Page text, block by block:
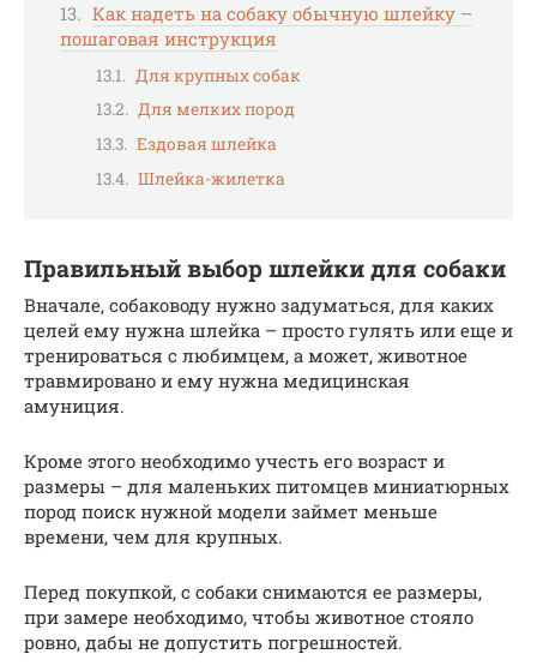
Как надеть на собаку обычную шлейку –
пошаговая инструкция
Для крупных собак
Для мелких пород
Ездовая шлейка
Шлейка-жилетка
Правильный выбор шлейки для собаки
Вначале, собаководу нужно задуматься, для каких
целей ему нужна шлейка – просто гулять или еще и
тренироваться с любимцем, а может, животное
травмировано и ему нужна медицинская
амуниция.
Кроме этого необходимо учесть его возраст и
размеры – для маленьких питомцев миниатюрных
пород поиск нужной модели займет меньше
времени, чем для крупных.
Перед покупкой, с собаки снимаются ее размеры,
при замере необходимо, чтобы животное стояло
ровно, дабы не допустить погрешностей.